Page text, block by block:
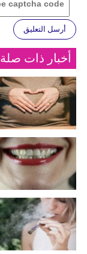
أرسل التعليق
أخبار ذات صلة